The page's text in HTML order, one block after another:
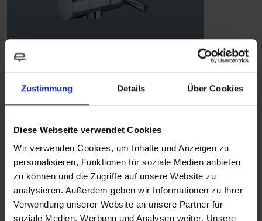
Zustimmung Details Über Cookies
Diese Webseite verwendet Cookies
Wir verwenden Cookies, um Inhalte und Anzeigen zu
personalisieren, Funktionen für soziale Medien anbieten
zu können und die Zugriffe auf unsere Website zu
analysieren. Außerdem geben wir Informationen zu Ihrer
Verwendung unserer Website an unsere Partner für
soziale Medien, Werbung und Analysen weiter. Unsere
TREND B Gebogener Auslauf -
Chrom
MEHR ERFAHREN